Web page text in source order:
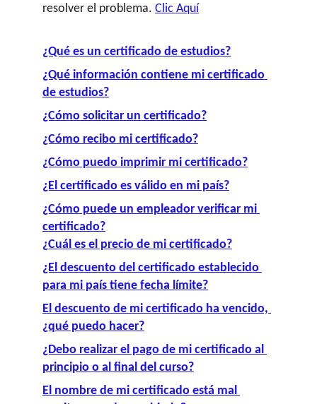
resolver el problema. Clic Aquí
¿Qué es un certificado de estudios?
¿Qué información contiene mi certificado
de estudios?
¿Cómo solicitar un certificado?
¿Cómo recibo mi certificado?
¿Cómo puedo imprimir mi certificado?
¿El certificado es válido en mi país?
¿Cómo puede un empleador verificar mi
certificado?
¿Cuál es el precio de mi certificado?
¿El descuento del certificado establecido
para mi país tiene fecha límite?
El descuento de mi certificado ha vencido,
¿qué puedo hacer?
¿Debo realizar el pago de mi certificado al
principio o al final del curso?
El nombre de mi certificado está mal